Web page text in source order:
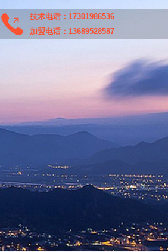
技术电话：17301986536
加盟电话：13689528587